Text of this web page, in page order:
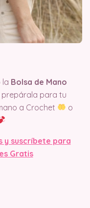
la Bolsa de Mano
prepárala para tu
a Crochet
o
y suscríbete para
Gratis